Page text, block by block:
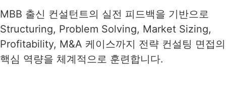
MBB 출신 컨설턴트의 실전 피드백을 기반으로
Structuring, Problem Solving, Market Sizing,
Profitability, M&A 케이스까지 전략 컨설팅 면접의
핵심 역량을 체계적으로 훈련합니다.